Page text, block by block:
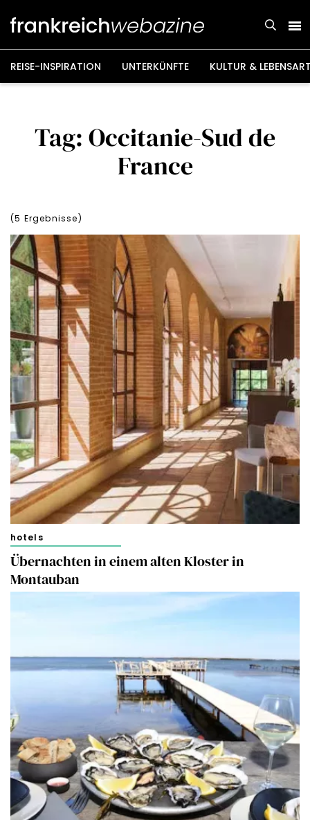
Inhalt
REISE-INSPIRATION UNTERKÜNFTE KULTUR &
Tag: Occitanie-Sud de
France
(5 Ergebnisse)
hotels
Übernachten in einem alten Kloster in
Montauban